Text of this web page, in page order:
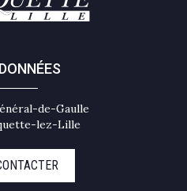
de-Gaulle
lez-Lille